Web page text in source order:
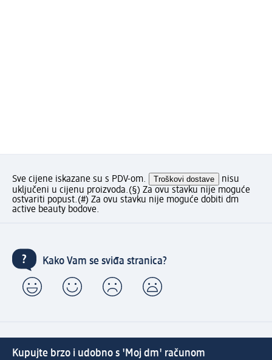
Sve cijene iskazane su s PDV-om. Troškovi dostave
nisu
uključeni u cijenu proizvoda.(§) Za ovu stavku nije moguće
ostvariti popust.(#) Za ovu stavku nije moguće dobiti dm
active beauty bodove.
Kako Vam se sviđa stranica?
Kupujte brzo i udobno s 'Moj dm' računom